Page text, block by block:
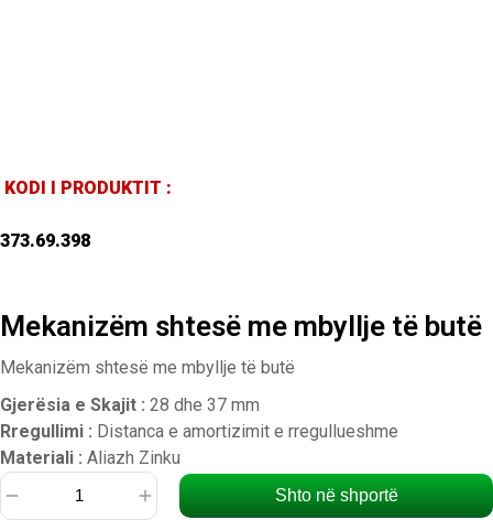
KODI I PRODUKTIT :
373.69.398
Mekanizëm shtesë me mbyllje të butë
Mekanizëm shtesë me mbyllje të butë
Gjerësia e Skajit : 28 dhe 37 mm
Rregullimi : Distanca e amortizimit e rregullueshme
Materiali : Aliazh Zinku
Shto në shportë